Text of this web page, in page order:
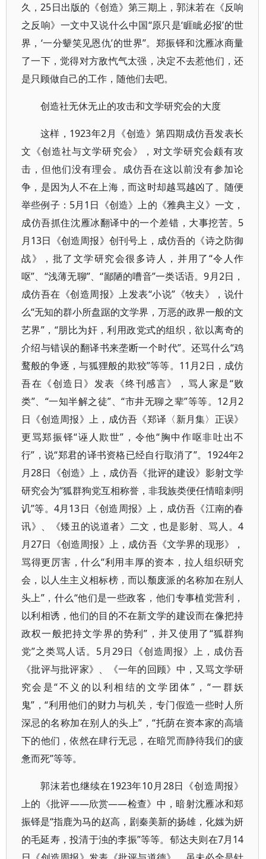
久，25日出版的《创造》第三期上，郭沫若在《反响
之反响》一文中又说什么中国“原只是‘睚眦必报’的世
界，‘一分颦笑见恩仇’的世界”。郑振铎和沈雁冰商量
了一下，觉得对方敌忾气太强，决定不去惹他们，还
是只顾做自己的工作，随他们去吧。
创造社无休无止的攻击和文学研究会的大度
这样，1923年2月《创造》第四期成仿吾发表长
文《创造社与文学研究会》，对文学研究会颇有攻
击，但他们没有理会。成仿吾在这以前没有参加论
争，是因为人不在上海，而这时却越骂越凶了。随便
举些例子：5月1日《创造》上的《雅典主义》一文，
成仿吾抓住沈雁冰翻译中的一个差错，大事挖苦。5
月13日《创造周报》创刊号上，成仿吾的《诗之防御
战》，批了文学研究会很多诗人，并用了“令人作
呕”、“浅薄无聊”、“鄙陋的嘈音”一类话语。9月2日，
成仿吾在《创造周报》上发表“小说”《牧夫》，说什
么“无知的群小所盘踞的文学界，万恶的政界一般的文
艺界”，“朋比为奸，利用政党式的组织，欲以离奇的
介绍与错误的翻译书来垄断一个时代”。还骂什么“鸡
鹜般的争逐，与狐狸般的欺狡”等等。11月2日，成仿
吾在《创造日》发表《终刊感言》，骂人家是“败
类”、“一知半解之徒”、“市井无聊之辈”等等。12月2
日《创造周报》上，成仿吾《郑译〈新月集〉正误》
更骂郑振铎“诬人欺世”，令他“胸中作呕非吐出不
行”，说“郑君的译书资格已经自行取消了”。1924年2
月28日《创造》上，成仿吾《批评的建设》影射文学
研究会为“狐群狗党互相称誉，非我族类便任情暗刺明
讥”等。4月13日《创造周报》上，成仿吾《江南的春
讯》、《矮丑的说道者》二文，也是影射、骂人。4
月27日《创造周报》上，成仿吾《文学界的现形》，
骂得更厉害，什么“利用丰厚的资本，拉人组织研究
会，以人生主义相标榜，而以颓废派的名称加在别人
头上”，什么“他们是一些政客，他们专事植党营利，
以利相诱，他们的目的不在新文学的建设而在像把持
政权一般把持文学界的势利”，并又使用了“狐群狗
党”之类骂人话。5月29日《创造周报》上，成仿吾
《批评与批评家》、《一年的回顾》中，又骂文学研
究会是“不义的以利相结的文学团体”，“一群妖
鬼”，“利用他们的财力与机关，专门假造一些时人所
深忌的名称加在别人的头上”，“托荫在资本家的高墙
下的他们，依然在肆行无忌，在暗咒而静待我们的疲
惫而死”等等。
郭沫若也继续在1923年10月28日《创造周报》
上的《批评——欣赏——检查》中，暗射沈雁冰和郑
振铎是“指鹿为马的赵高，剧秦美新的扬雄，化媸为妍
的毛延寿，投清于浊的李振”等等。郁达夫则在7月14